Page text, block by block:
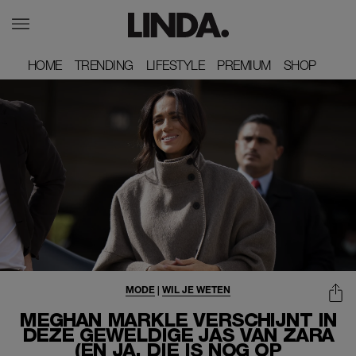
HOME
HOME TRENDING
TRENDING LIFESTYLE
LIFESTYLE PREMIUM
PREMIUM SHOP
SHOP
MEGHAN MARKLE VERSCHIJNT IN
DEZE GEWELDIGE JAS VAN ZARA
(EN JA, DIE IS NOG OP
MODE | WIL JE WETEN